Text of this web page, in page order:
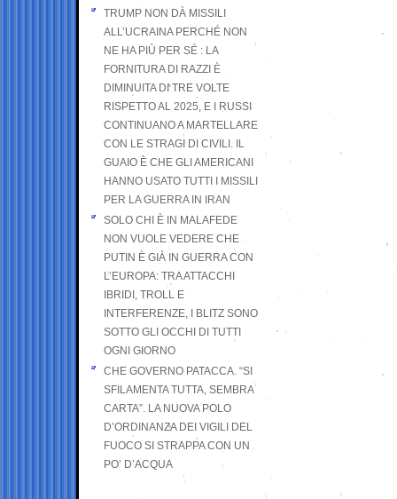
TRUMP NON DÀ MISSILI
ALL’UCRAINA PERCHÉ NON
NE HA PIÙ PER SÉ : LA
FORNITURA DI RAZZI È
DIMINUITA DI TRE VOLTE
RISPETTO AL 2025, E I RUSSI
CONTINUANO A MARTELLARE
CON LE STRAGI DI CIVILI. IL
GUAIO È CHE GLI AMERICANI
HANNO USATO TUTTI I MISSILI
PER LA GUERRA IN IRAN
SOLO CHI È IN MALAFEDE
NON VUOLE VEDERE CHE
PUTIN È GIÀ IN GUERRA CON
L’EUROPA: TRA ATTACCHI
IBRIDI, TROLL E
INTERFERENZE, I BLITZ SONO
SOTTO GLI OCCHI DI TUTTI
OGNI GIORNO
CHE GOVERNO PATACCA. “SI
SFILAMENTA TUTTA, SEMBRA
CARTA”. LA NUOVA POLO
D’ORDINANZA DEI VIGILI DEL
FUOCO SI STRAPPA CON UN
PO’ D’ACQUA